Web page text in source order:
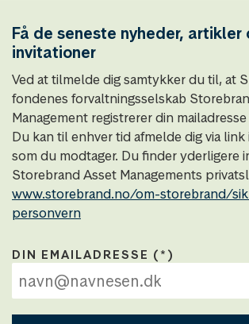
Få de seneste nyheder, artikler
invitationer
Ved at tilmelde dig samtykker du til, at
fondenes forvaltningsselskab
Management registrerer din
Du kan til enhver tid afmelde dig via link
som du modtager. Du finder yderligere
Storebrand Asset Managements
www.storebrand.no/om-storebrand/
personvern
DIN EMAILADRESSE